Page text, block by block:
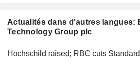
Actualités dans d'autres langues:
Technology Group plc
Hochschild raised; RBC cuts